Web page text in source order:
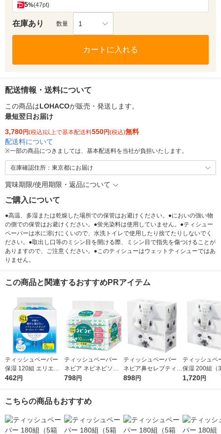
5%(47pt)
在庫あり 数量 1
カートに入れる
配送情報・送料について
この商品はLOHACOが販売・発送します。
最短翌日お届け
3,780円(税込)以上で基本配送料550円(税込)無料
配送料について
※一部の商品につきましては、基本配送料を当社が負担いたします。
在庫確認住所：東京都にお届け
賞味期限/使用期限・返品について
ご購入について
●高温、多湿または乾燥した場所での保管はお避けください。●においの強い物
の側での保管はお避けください。●蛍光染料は使用していません。●ティシュー
ペーパーは水に溶けにくいので、水洗トイレで使用したり捨てたりしないでく
ださい。●取出し口等のミシン目を開ける際、ミシン目で指先を傷つけることが
ありますので、ご注意ください。●このティシューはウェットティシューではあ
りません。
この商品と関連するおすすめPRアイテム
ティッシュペーパー
保湿 120組 エリエー
ル +Water ソフトパッ
462円
ティッシュペーパー
ネピア ネピネピソフ
トパックティシュ150
798円
ティッシュペーパー
ネピア鼻セレブティッ
シュ 1パック（3箱
898円
ティッシュペ
保湿 200組（
1セット（2パ
1,720円
こちらの商品もおすすめ